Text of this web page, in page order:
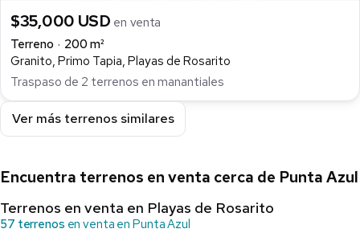
$35,000 USD en venta
Terreno
200 m²
Granito, Primo Tapia, Playas de Rosarito
Traspaso de 2 terrenos en manantiales
Ver más terrenos similares
Encuentra terrenos en venta cerca de Punta Azul
Terrenos en venta en Playas de Rosarito
57 terrenos en venta en Punta Azul